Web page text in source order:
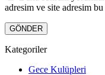
adresim ve site adresim
Kategoriler
Gece Kulüpleri